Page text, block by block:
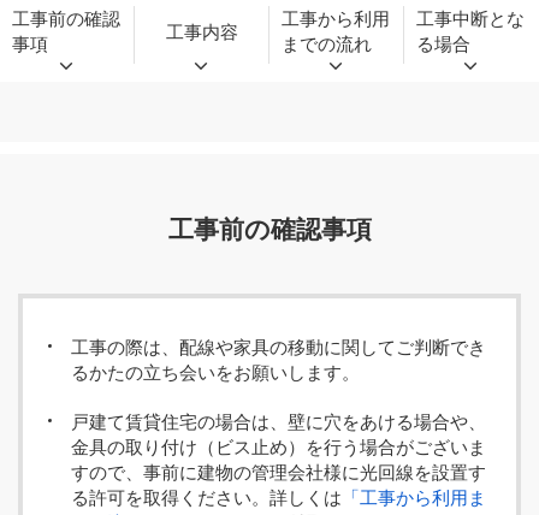
工事前の確認
事項
工事内容
工事から利用
までの流れ
工事中断とな
る場合
工事前の確認事項
工事の際は、配線や家具の移動に関してご判断でき
るかたの立ち会いをお願いします。
戸建て賃貸住宅の場合は、壁に穴をあける場合や、
金具の取り付け（ビス止め）を行う場合がございま
すので、事前に建物の管理会社様に光回線を設置す
る許可を取得ください。詳しくは 「工事から利用ま